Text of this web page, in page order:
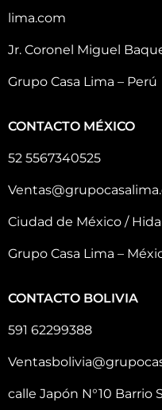
lima.com
Jr. Coronel Miguel
Grupo Casa Lima – Perú
CONTACTO MÉXICO
52 5567340525
Ciudad de México /
Grupo Casa Lima –
CONTACTO BOLIVIA
591 62299388
calle Japón N°10 Barrio